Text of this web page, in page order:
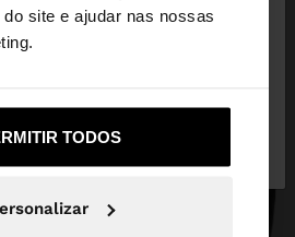
site e ajudar nas nossas
TODOS
a partir de Portugal. Deseja
United States?